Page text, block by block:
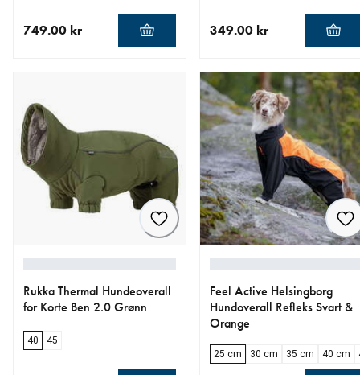
749.00 kr 349.00 kr
Rukka Thermal Hundeoverall
for Korte Ben 2.0 Grønn
40 45
Feel Active Helsingborg
Hundoverall Refleks Svart &
Orange
25 cm 30 cm 35 cm 40 cm